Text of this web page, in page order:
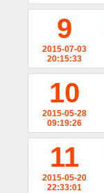
9
2015-07-03
20:15:33
10
2015-05-28
09:19:26
11
2015-05-20
22:33:01